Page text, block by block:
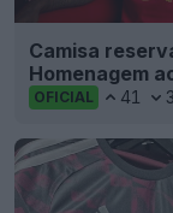
Camisa
Homenagem
OFICIAL 41